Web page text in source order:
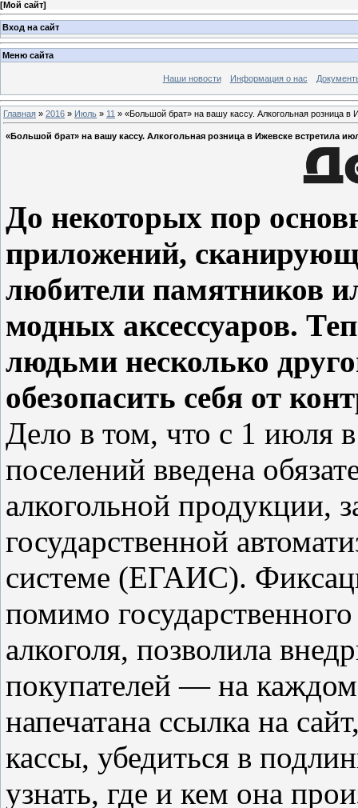
[Мой сайт]
Вход на сайт
Меню сайта
Наши новости Информация о нас
Главная » 2016 » Июль » 11 » «Большой брат» на вашу кассу. Алкогольная розница
«Большой брат» на вашу кассу. Алкогольная розница в Ижевске встретила
До некоторых пор
приложений,
любители памятников
модных аксессуаров.
людьми несколько
обезопасить себя от
Дело в том, что с 1 июля
поселений введена
алкогольной продукции,
государственной
системе (ЕГАИС).
помимо
алкоголя, позволила
покупателей — на
напечатана ссылка на
кассы, убедиться в
узнать, где и кем она